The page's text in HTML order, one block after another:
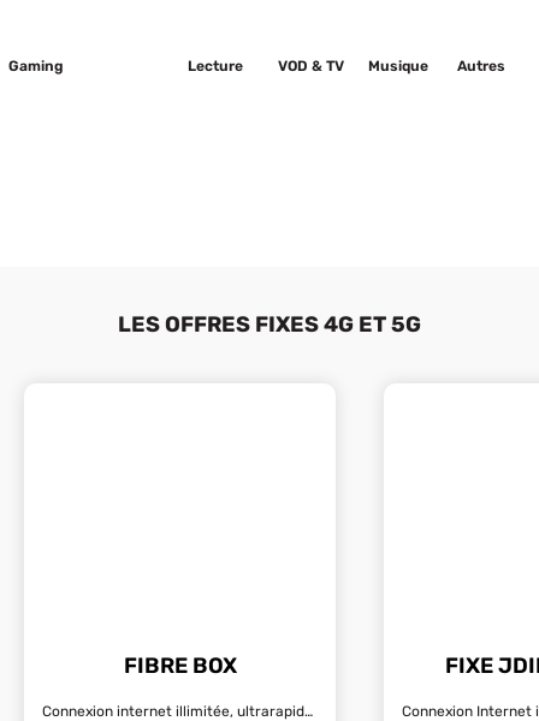
Gaming Lecture VOD & TV Musique Autres
LES OFFRES FIXES 4G ET 5G
FIBRE BOX
Connexion internet illimitée, ultrarapide et fiable
FIXE